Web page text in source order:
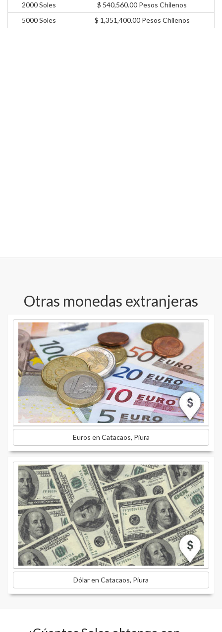
2000 Soles
$ 540,560.00 Pesos Chilenos
5000 Soles
$ 1,351,400.00 Pesos Chilenos
Otras monedas extranjeras
Euros en Catacaos, Piura
Dólar en Catacaos, Piura